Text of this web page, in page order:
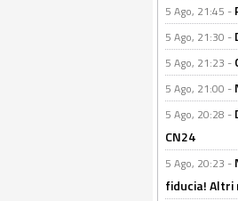
5 Ago, 21:45 -
5 Ago, 21:30 -
5 Ago, 21:23 -
5 Ago, 21:00 -
5 Ago, 20:28 -
CN24
5 Ago, 20:23 -
fiducia! Altri